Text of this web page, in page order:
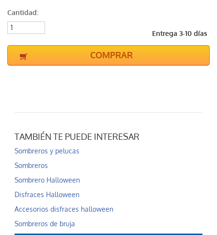
Cantidad:
Entrega 3-10 días
COMPRAR
TAMBIÉN TE PUEDE INTERESAR
Sombreros y pelucas
Sombreros
Sombrero Halloween
Disfraces Halloween
Accesorios disfraces halloween
Sombreros de bruja